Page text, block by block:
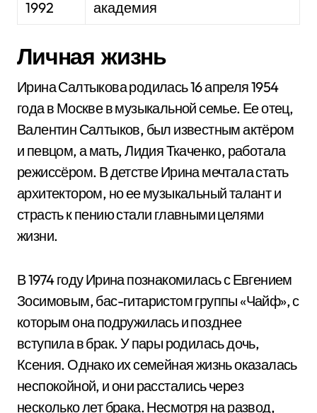
1992 академия
Личная жизнь
Ирина Салтыкова родилась 16 апреля 1954
года в Москве в музыкальной семье. Ее отец,
Валентин Салтыков, был известным актёром
и певцом, а мать, Лидия Ткаченко, работала
режиссёром. В детстве Ирина мечтала стать
архитектором, но ее музыкальный талант и
страсть к пению стали главными целями
жизни.
В 1974 году Ирина познакомилась с Евгением
Зосимовым, бас-гитаристом группы «Чайф», с
которым она подружилась и позднее
вступила в брак. У пары родилась дочь,
Ксения. Однако их семейная жизнь оказалась
неспокойной, и они расстались через
несколько лет брака. Несмотря на развод,